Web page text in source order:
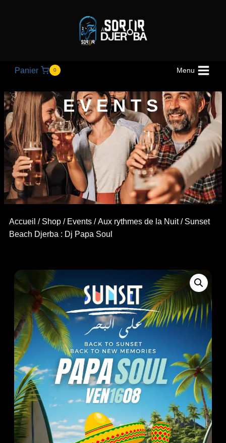
Panier 0 Menu
EVENTS
Accueil / Shop / Events /Aux rythmes de la Nuit/ Sunset
Beach Djerba : Dj Papa Soul